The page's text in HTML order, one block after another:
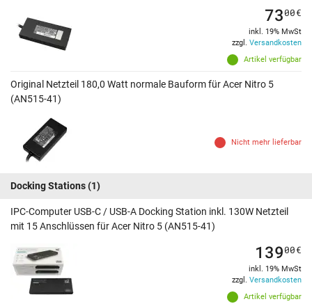
Artikel verfügbar
7300€
inkl. 19% MwSt
zzgl. Versandkosten
Original Netzteil 180,0 Watt normale Bauform für Acer Nitro 5
(AN515-41)
Nicht mehr lieferbar
Docking Stations(1)
IPC-Computer USB-C / USB-A Docking Station inkl. 130W Netzteil
mit 15 Anschlüssen für Acer Nitro 5 (AN515-41)
Artikel verfügbar
13900€
inkl. 19% MwSt
zzgl. Versandkosten